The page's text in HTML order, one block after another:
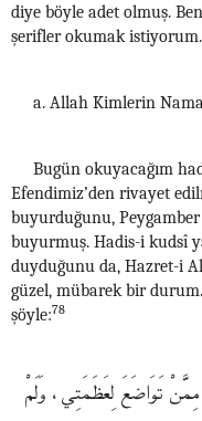
diye böyle adet olmuş.
şerifler okumak istiyorum.
a. Allah Kimlerin
Bugün okuyacağım
Efendimiz’den rivayet
buyurduğunu,
buyurmuş. Hadis-i kudsî
duyduğunu da, Hazret-i
güzel, mübarek bir
şöyle:78
مِمَّنْ تَوَاضَعَ لِعَظَمَتِي، وَلَمْ